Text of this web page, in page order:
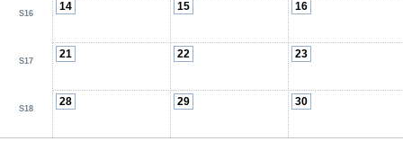
S16
14 15 16
S17
21 22 23
S18
28 29 30